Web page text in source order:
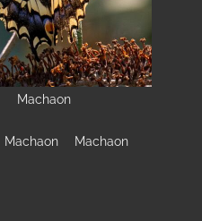
Machaon
Machaon Machaon